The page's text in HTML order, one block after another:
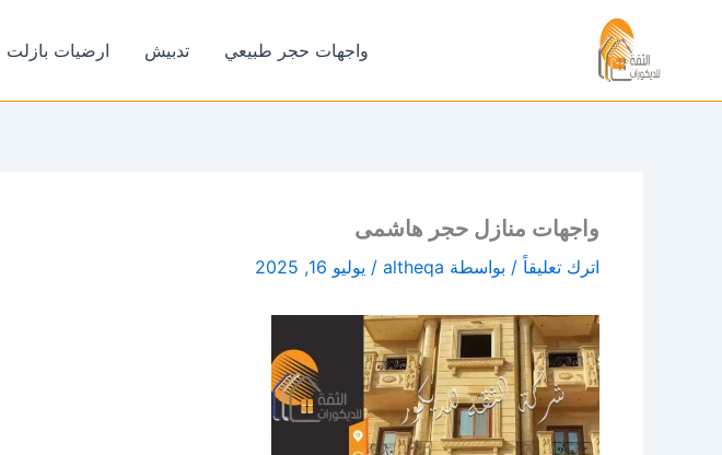
واجهات حجر طبيعي تدبيش ارضيات بازلت
واجهات منازل حجر هاشمى
اترك تعليقاً / بواسطة altheqa
/ يوليو 16, 2025